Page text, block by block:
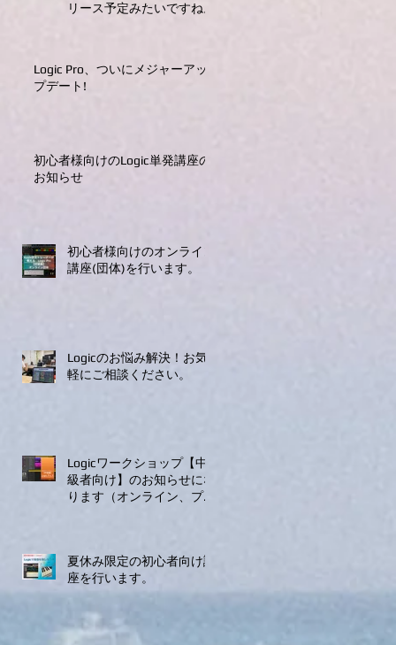
リース予定みたいですね。
Logic Pro、ついにメジャーアッ
プデート!
初心者様向けのLogic単発講座の
お知らせ
初心者様向けのオンライン
講座(団体)を行います。
Logicのお悩み解決！お気
軽にご相談ください。
Logicワークショップ【中
級者向け】のお知らせにな
ります（オンライン、プラ
夏休み限定の初心者向け講
座を行います。